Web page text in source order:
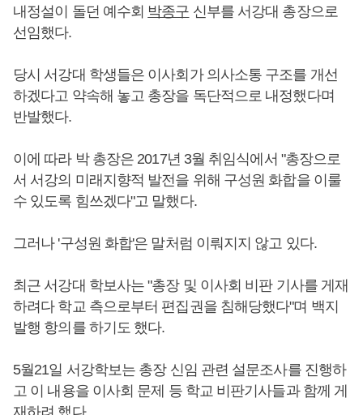
내정설이 돌던 예수회 박종구 신부를 서강대 총장으로
선임했다.
당시 서강대 학생들은 이사회가 의사소통 구조를 개선
하겠다고 약속해 놓고 총장을 독단적으로 내정했다며
반발했다.
이에 따라 박 총장은 2017년 3월 취임식에서 "총장으로
서 서강의 미래지향적 발전을 위해 구성원 화합을 이룰
수 있도록 힘쓰겠다"고 말했다.
그러나 '구성원 화합'은 말처럼 이뤄지지 않고 있다.
최근 서강대 학보사는 "총장 및 이사회 비판 기사를 게재
하려다 학교 측으로부터 편집권을 침해당했다"며 백지
발행 항의를 하기도 했다.
5월21일 서강학보는 총장 신임 관련 설문조사를 진행하
고 이 내용을 이사회 문제 등 학교 비판기사들과 함께 게